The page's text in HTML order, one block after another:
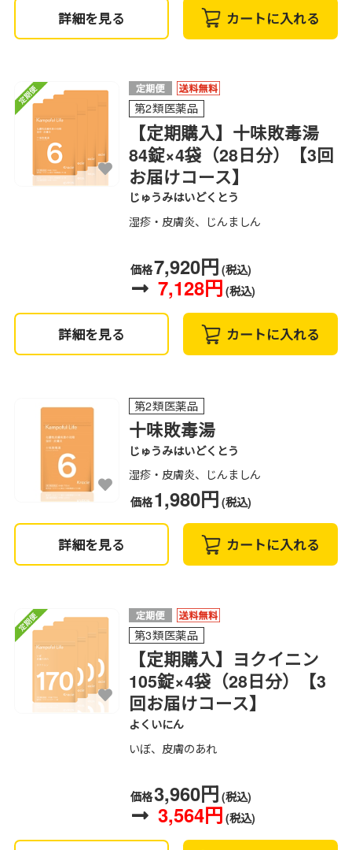
詳細を見る カートに入れる
第2類医薬品
【定期購入】十味敗毒湯
84錠×4袋（28日分）【3回
お届けコース】
じゅうみはいどくとう
湿疹・皮膚炎、じんましん
価格7,920円 (税込)
7,128円 (税込)
詳細を見る カートに入れる
第2類医薬品
十味敗毒湯
じゅうみはいどくとう
湿疹・皮膚炎、じんましん
価格1,980円 (税込)
詳細を見る カートに入れる
第3類医薬品
【定期購入】ヨクイニン
105錠×4袋（28日分）【3
回お届けコース】
よくいにん
いぼ、皮膚のあれ
価格3,960円 (税込)
3,564円 (税込)